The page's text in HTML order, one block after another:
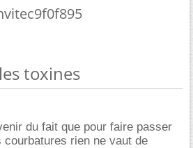
toxines
du fait que pour faire passer
rien ne vaut de